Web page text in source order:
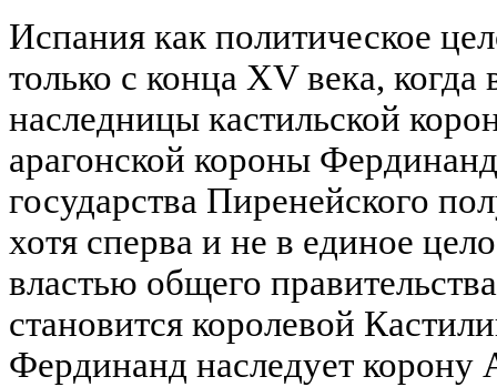
Испания как политическое
только с конца XV века, когда
наследницы кастильской
арагонской короны
государства Пиренейского
хотя сперва и не в единое
властью общего
становится королевой
Фердинанд наследует корону